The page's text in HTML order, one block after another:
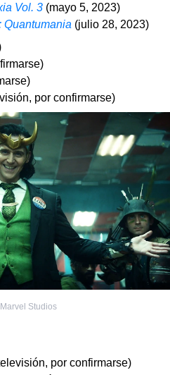
Vol. 3 (mayo 5, 2023)
Quantumania (julio 28, 2023)
por confirmarse)
Studios
por confirmarse)